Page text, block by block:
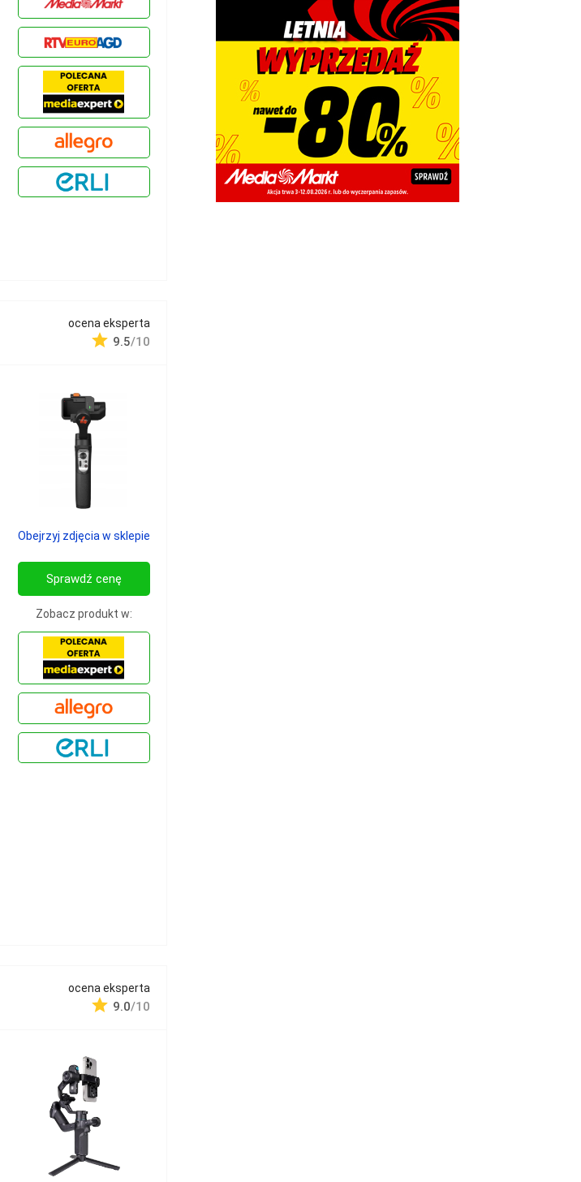
ocena eksperta
9.5/10
Obejrzyj zdjęcia w sklepie
Sprawdź cenę
Zobacz produkt w:
ocena eksperta
9.0/10